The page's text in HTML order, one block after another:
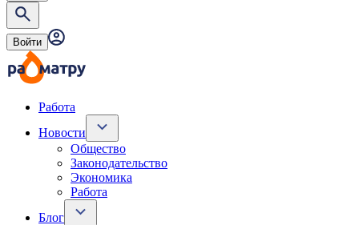
Войти
Работа
Новости
Общество
Законодательство
Экономика
Работа
Блог